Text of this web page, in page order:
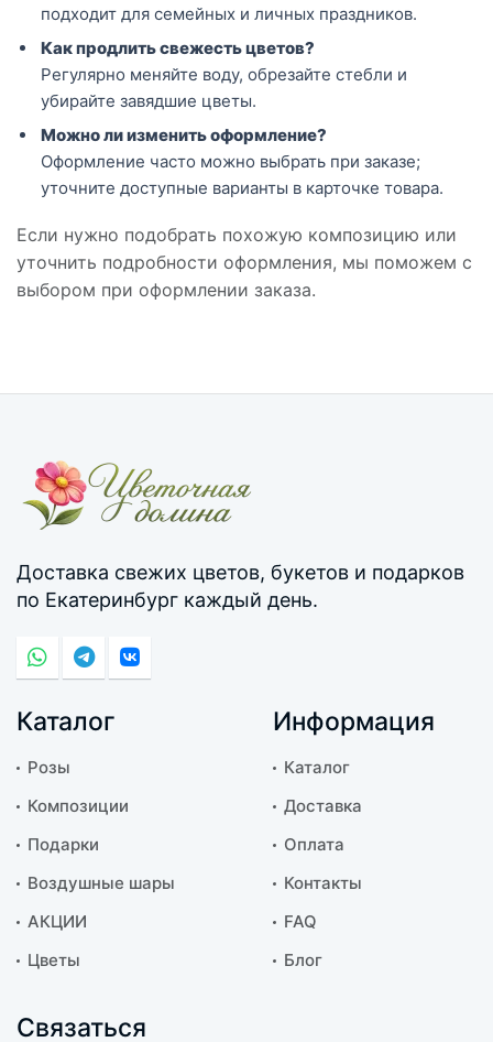
подходит для семейных и личных праздников.
Как продлить свежесть цветов?
Регулярно меняйте воду, обрезайте стебли и
убирайте завядшие цветы.
Можно ли изменить оформление?
Оформление часто можно выбрать при заказе;
уточните доступные варианты в карточке товара.
Если нужно подобрать похожую композицию или
уточнить подробности оформления, мы поможем с
выбором при оформлении заказа.
Доставка свежих цветов, букетов и подарков
по Екатеринбург каждый день.
Каталог
Розы
Композиции
Подарки
Воздушные шары
АКЦИИ
Цветы
Информация
Каталог
Доставка
Оплата
Контакты
FAQ
Блог
Связаться